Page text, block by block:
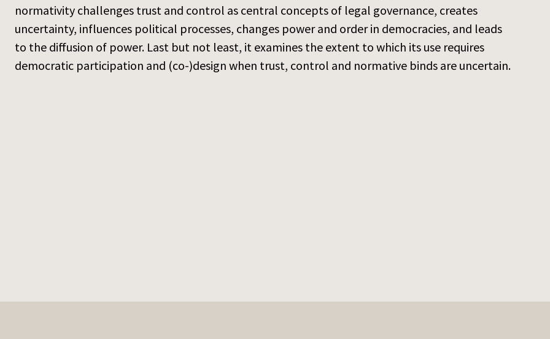
normativity challenges trust and control as central concepts of legal governance, creates
uncertainty, influences political processes, changes power and order in democracies, and leads
to the diffusion of power. Last but not least, it examines the extent to which its use requires
democratic participation and (co-)design when trust, control and normative binds are uncertain.